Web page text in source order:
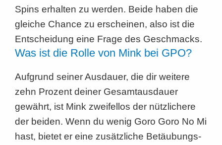
Spins erhalten zu werden. Beide haben die
gleiche Chance zu erscheinen, also ist die
Entscheidung eine Frage des Geschmacks.
Was ist die Rolle von Mink bei GPO?
Aufgrund seiner Ausdauer, die dir weitere
zehn Prozent deiner Gesamtausdauer
gewährt, ist Mink zweifellos der nützlichere
der beiden. Wenn du wenig Goro Goro No Mi
hast, bietet er eine zusätzliche Betäubungs-